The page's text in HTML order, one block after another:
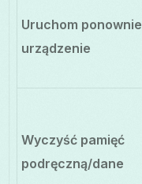
Uruchom ponownie
urządzenie
Wyczyść pamięć
podręczną/dane